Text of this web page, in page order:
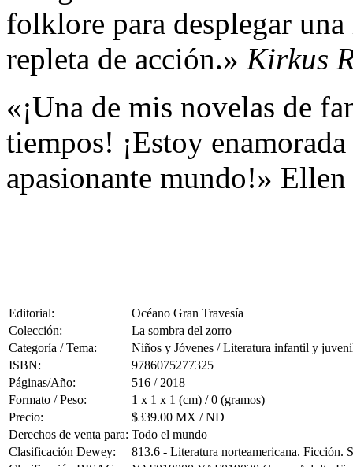
folklore para desplegar
repleta de acción.» Kirkus
«¡Una de mis novelas de
tiempos! ¡Estoy
apasionante mundo!»
Editorial:
Océano Gran Travesía
Colección:
La sombra del zorro
Categoría / Tema:
Niños y Jóvenes / Literatura infantil y
ISBN:
9786075277325
Páginas/Año:
516 / 2018
Formato / Peso:
1 x 1 x 1 (cm) / 0 (gramos)
Precio:
$339.00 MX / ND
Derechos de venta para: Todo el mundo
Clasificación Dewey:
813.6 - Literatura norteamericana. Ficción.